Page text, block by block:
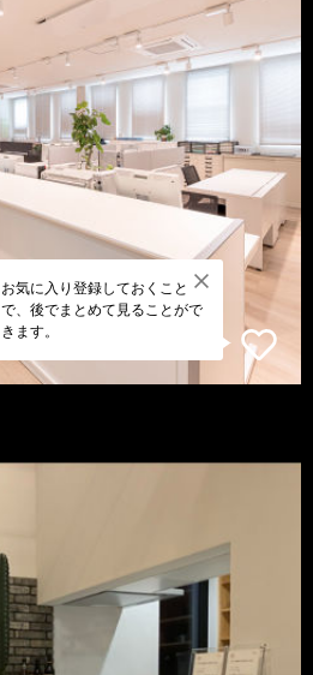
お気に入り登録しておくこと
で、後でまとめて見ることがで
きます。